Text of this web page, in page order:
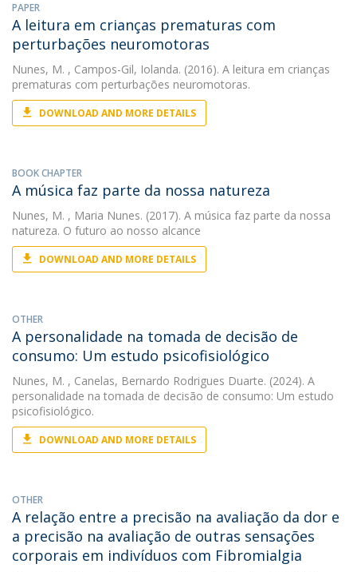
PAPER
A leitura em crianças prematuras com
perturbações neuromotoras
Nunes, M. , Campos-Gil, Iolanda. (2016). A leitura em crianças
prematuras com perturbações neuromotoras.
DOWNLOAD AND MORE DETAILS
BOOK CHAPTER
A música faz parte da nossa natureza
Nunes, M. , Maria Nunes. (2017). A música faz parte da nossa
natureza. O futuro ao nosso alcance
DOWNLOAD AND MORE DETAILS
OTHER
A personalidade na tomada de decisão de
consumo: Um estudo psicofisiológico
Nunes, M. , Canelas, Bernardo Rodrigues Duarte. (2024). A
personalidade na tomada de decisão de consumo: Um estudo
psicofisiológico.
DOWNLOAD AND MORE DETAILS
OTHER
A relação entre a precisão na avaliação da dor e
a precisão na avaliação de outras sensações
corporais em indivíduos com Fibromialgia